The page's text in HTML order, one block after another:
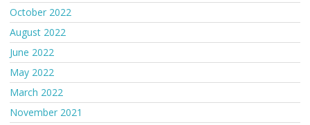
October 2022
August 2022
June 2022
May 2022
March 2022
November 2021